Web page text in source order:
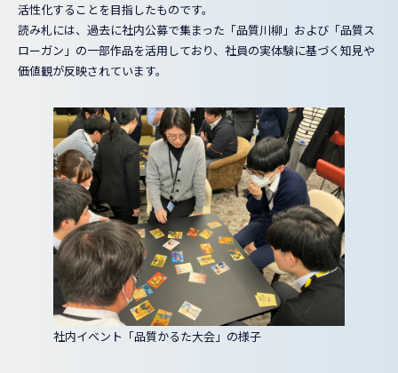
活性化することを目指したものです。
読み札には、過去に社内公募で集まった「品質川柳」および「品質ス
ローガン」の一部作品を活用しており、社員の実体験に基づく知見や
価値観が反映されています。
社内イベント「品質かるた大会」の様子